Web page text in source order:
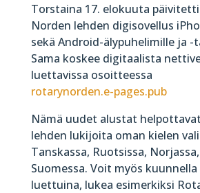
Torstaina 17. elokuuta
Norden lehden digisovellus
sekä Android-älypuhelimille ja -
Sama koskee digitaalista
luettavissa osoitteessa
rotarynorden.e-pages.pub
Nämä uudet alustat
lehden lukijoita oman kielen
Tanskassa, Ruotsissa,
Suomessa. Voit myös
luettuina, lukea esimerkiksi